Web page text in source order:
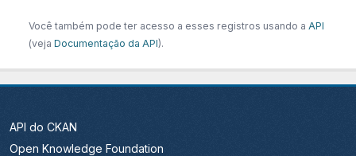
Você também pode ter acesso a esses registros usando a API
(veja Documentação da API).
API do CKAN
Open Knowledge Foundation